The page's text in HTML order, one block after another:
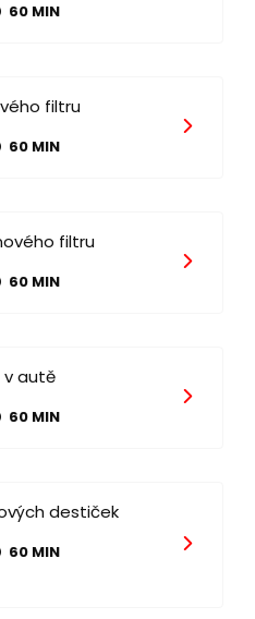
60 MIN
filtru
60 MIN
filtru
60 MIN
v autě
60 MIN
destiček
60 MIN